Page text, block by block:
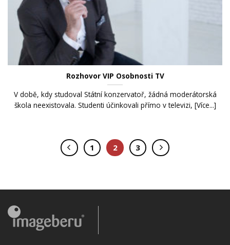
Rozhovor VIP Osobnosti TV
V době, kdy studoval Státní konzervatoř, žádná moderátorská
škola neexistovala. Studenti účinkovali přímo v televizi, [Více...]
1 2 3